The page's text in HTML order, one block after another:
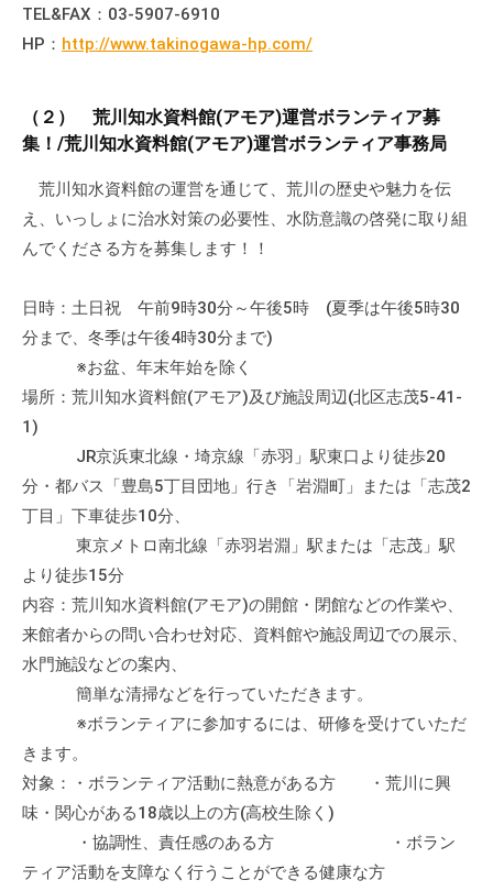
な
情
流
の
す
。
々
な
し
・
座
の
会
場
や
の
貸
出
ど
TEL&FAX：03-5907-6910
HP： http://www.takinogawa-hp.com/
（２） 荒川知水資料館(アモア)運営ボランティア募
集！/荒川知水資料館(アモア)運営ボランティア事務局
荒川知水資料館の運営を通じて、荒川の歴史や魅力を伝
え、いっしょに治水対策の必要性、水防意識の啓発に取り組
んでくださる方を募集します！！
日時：土日祝 午前9時30分～午後5時 (夏季は午後5時30
分まで、冬季は午後4時30分まで)
※お盆、年末年始を除く
場所：荒川知水資料館(アモア)及び施設周辺(北区志茂5-41-
1)
JR京浜東北線・埼京線「赤羽」駅東口より徒歩20
分・都バス「豊島5丁目団地」行き「岩淵町」または「志茂2
丁目」下車徒歩10分、
東京メトロ南北線「赤羽岩淵」駅または「志茂」駅
より徒歩15分
内容：荒川知水資料館(アモア)の開館・閉館などの作業や、
来館者からの問い合わせ対応、資料館や施設周辺での展示、
水門施設などの案内、
簡単な清掃などを行っていただきます。
※ボランティアに参加するには、研修を受けていただ
きます。
対象：・ボランティア活動に熱意がある方 ・荒川に興
味・関心がある18歳以上の方(高校生除く)
・協調性、責任感のある方 ・ボラン
ティア活動を支障なく行うことができる健康な方